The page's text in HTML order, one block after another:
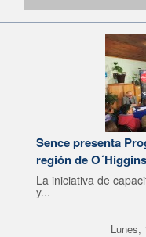
Sence presenta
región de O´Higgins
La iniciativa de
y...
Lunes,